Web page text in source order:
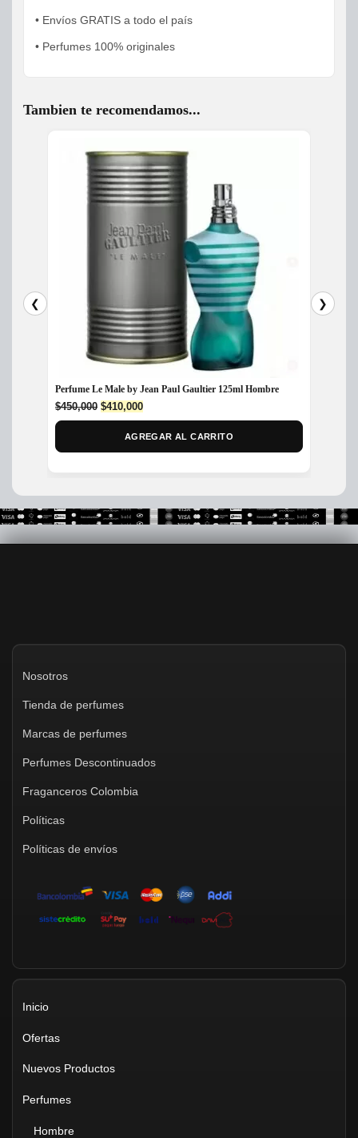
• Envíos GRATIS a todo el país
• Perfumes 100% originales
Tambien te recomendamos...
❮
Perfume Le Male by Jean Paul Gaultier 125ml Hombre
$450,000 Original
price
$410,000Current
price
is:
AGREGAR AL CARRITO
❯
Nosotros
Tienda de perfumes
Marcas de perfumes
Perfumes Descontinuados
Fraganceros Colombia
Políticas
Políticas de envíos
Inicio
Ofertas
Nuevos Productos
Perfumes
Hombre